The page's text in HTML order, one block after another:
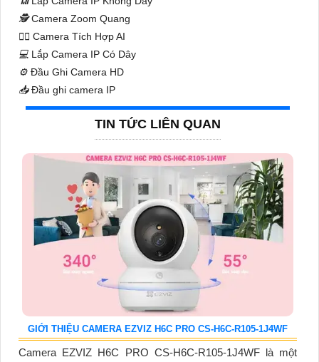
🕵️Camera Zoom Quang
🧛‍♀️ Camera Tích Hợp AI
💻 Lắp Camera IP Có Dây
⚙️ Đầu Ghi Camera HD
📥Đầu ghi camera IP
TIN TỨC LIÊN QUAN
GIỚI THIỆU CAMERA EZVIZ H6C PRO CS-H6C-R105-1J4WF
Camera EZVIZ H6C PRO CS-H6C-R105-1J4WF là một